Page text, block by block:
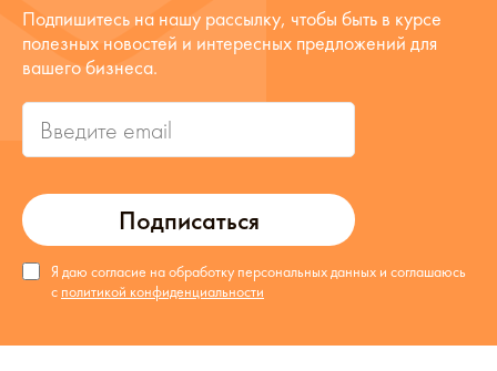
Подписаться
Я даю согласие на обработку персональных данных и соглашаюсь
с политикой конфиденциальности
Подпишитесь на нашу рассылку, чтобы быть в курсе
полезных новостей и интересных предложений для
вашего бизнеса.